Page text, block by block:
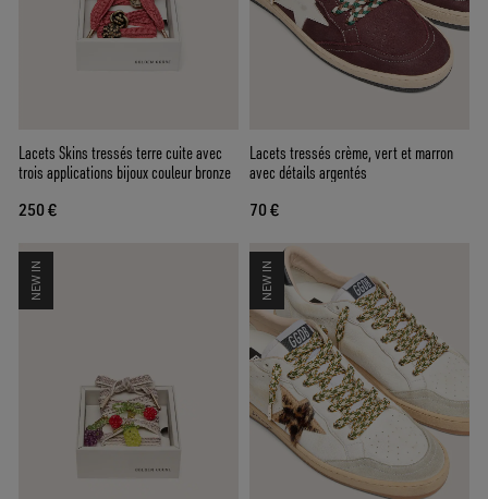
Lacets Skins tressés terre cuite avec
trois applications bijoux couleur bronze
250 €
Lacets tressés crème, vert et marron
avec détails argentés
70 €
NEW IN NEW IN